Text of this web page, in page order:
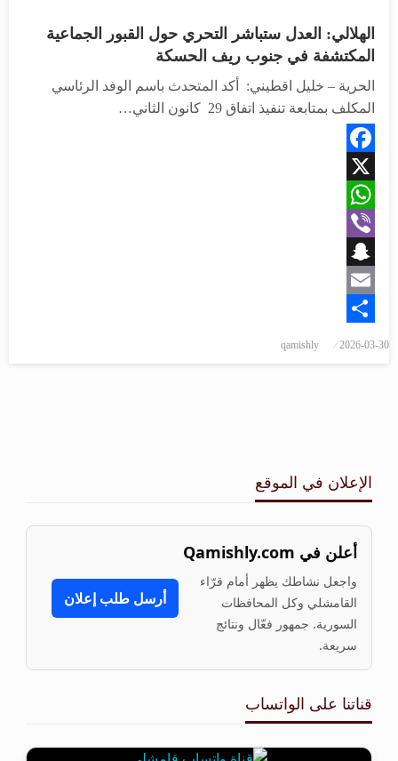
الهلالي: العدل ستباشر التحري حول القبور الجماعية
المكتشفة في جنوب ريف الحسكة
الحرية – خليل اقطيني: أكد المتحدث باسم الوفد الرئاسي
المكلف بمتابعة تنفيذ اتفاق 29 كانون الثاني…
Facebook
X
WhatsApp
Viber
Snapchat
Email
نُشر
2026-03-30
qamishly
الإعلان في الموقع
أعلن في Qamishly.com
واجعل نشاطك يظهر أمام قرّاء
القامشلي وكل المحافظات
السورية. جمهور فعّال ونتائج
سريعة.
أرسل طلب إعلان
قناتنا على الواتساب